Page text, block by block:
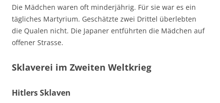
Die Mädchen waren oft minderjährig. Für sie war es ein
tägliches Martyrium. Geschätzte zwei Drittel überlebten
die Qualen nicht. Die Japaner entführten die Mädchen auf
offener Strasse.
Sklaverei im Zweiten Weltkrieg
Hitlers Sklaven